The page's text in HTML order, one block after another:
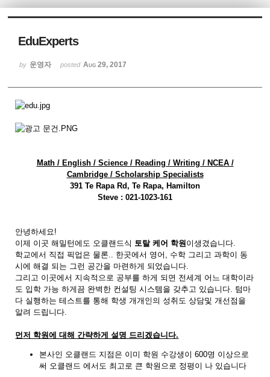
EduExperts
by 운영자 posted Aug 29, 2017
Math / English / Science / Reading / Writing / NCEA /
Cambridge / Scholarship Specialists
391 Te Rapa Rd, Te Rapa, Hamilton
Steve : 021-1023-161
안녕하세요!
이제 이곳 해밀턴에도 오클랜드식 토탈 케어 학원 이생겼습니다.
학교에서 직접 픽업은 물론.. 한곳에서 영어, 수학 그리고 과학이 동
시에 해결 되는 그런 공간을 마련하게 되었습니다.
그리고 이곳에서 지속적으로 공부를 하게 되면 전세계 어느 대학이라
도 입학 가능 하게끔 완벽한 컨설팅 시스템을 갖추고 있습니다. 텀마
다 실행하는 테스트를 통해 학생 개개인의 성취도 상담및 개선점을
알려 드립니다.
먼저 학원에 대해 간략하게 설명 드리겠습니다.
본사인 오클랜드 지점은 이미 학원 수강생이 600명 이상으로
써 오클랜드 에서도 최고로 큰 학원으로 정평이 나 있습니다
Sketchbook5, 스케치북5
Sketchbook5, 스케치북5